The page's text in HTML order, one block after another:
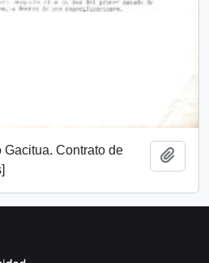
Gacitua. Contrato de